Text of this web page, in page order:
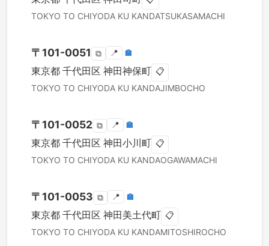
TOKYO TO CHIYODA KU KANDATSUKASAMACHI
〒 101-0051 ⧉ 📍 🏣
東京都 千代田区 神田神保町 📋
TOKYO TO CHIYODA KU KANDAJIMBOCHO
〒 101-0052 ⧉ 📍 🏣
東京都 千代田区 神田小川町 📋
TOKYO TO CHIYODA KU KANDAOGAWAMACHI
〒 101-0053 ⧉ 📍 🏣
東京都 千代田区 神田美土代町 📋
TOKYO TO CHIYODA KU KANDAMITOSHIROCHO